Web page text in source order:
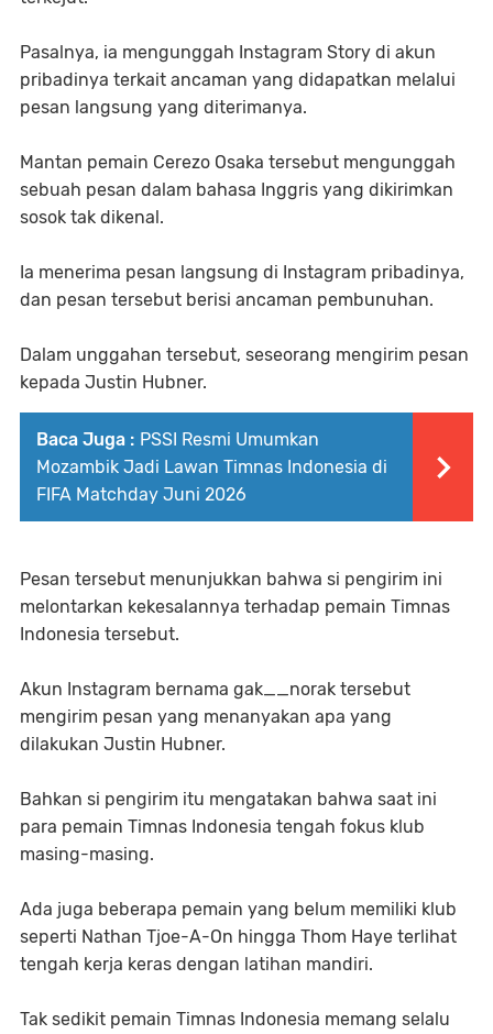
Pasalnya, ia mengunggah Instagram Story di akun
pribadinya terkait ancaman yang didapatkan melalui
pesan langsung yang diterimanya.
Mantan pemain Cerezo Osaka tersebut mengunggah
sebuah pesan dalam bahasa Inggris yang dikirimkan
sosok tak dikenal.
Ia menerima pesan langsung di Instagram pribadinya,
dan pesan tersebut berisi ancaman pembunuhan.
Dalam unggahan tersebut, seseorang mengirim pesan
kepada Justin Hubner.
Baca Juga : PSSI Resmi Umumkan
Mozambik Jadi Lawan Timnas Indonesia di
FIFA Matchday Juni 2026
Pesan tersebut menunjukkan bahwa si pengirim ini
melontarkan kekesalannya terhadap pemain Timnas
Indonesia tersebut.
Akun Instagram bernama gak__norak tersebut
mengirim pesan yang menanyakan apa yang
dilakukan Justin Hubner.
Bahkan si pengirim itu mengatakan bahwa saat ini
para pemain Timnas Indonesia tengah fokus klub
masing-masing.
Ada juga beberapa pemain yang belum memiliki klub
seperti Nathan Tjoe-A-On hingga Thom Haye terlihat
tengah kerja keras dengan latihan mandiri.
Tak sedikit pemain Timnas Indonesia memang selalu